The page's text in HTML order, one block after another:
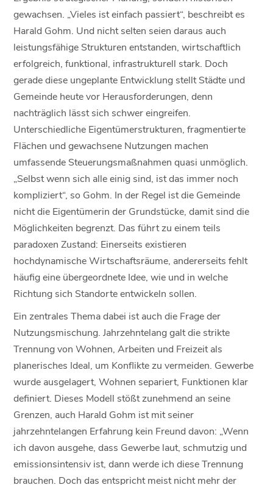
gewachsen. „Vieles ist einfach passiert“, beschreibt es
Harald Gohm. Und nicht selten seien daraus auch
leistungsfähige Strukturen entstanden, wirtschaftlich
erfolgreich, funktional, infrastrukturell stark. Doch
gerade diese ungeplante Entwicklung stellt Städte und
Gemeinde heute vor Herausforderungen, denn
nachträglich lässt sich schwer eingreifen.
Unterschiedliche Eigentümerstrukturen, fragmentierte
Flächen und gewachsene Nutzungen machen
umfassende Steuerungsmaßnahmen quasi unmöglich.
„Selbst wenn sich alle einig sind, ist das immer noch
kompliziert“, so Gohm. In der Regel ist die Gemeinde
nicht die Eigentümerin der Grundstücke, damit sind die
Möglichkeiten begrenzt. Das führt zu einem teils
paradoxen Zustand: Einerseits existieren
hochdynamische Wirtschaftsräume, andererseits fehlt
häufig eine übergeordnete Idee, wie und in welche
Richtung sich Standorte entwickeln sollen.
Ein zentrales Thema dabei ist auch die Frage der
Nutzungsmischung. Jahrzehntelang galt die strikte
Trennung von Wohnen, Arbeiten und Freizeit als
planerisches Ideal, um Konflikte zu vermeiden. Gewerbe
wurde ausgelagert, Wohnen separiert, Funktionen klar
definiert. Dieses Modell stößt zunehmend an seine
Grenzen, auch Harald Gohm ist mit seiner
jahrzehntelangen Erfahrung kein Freund davon: „Wenn
ich davon ausgehe, dass Gewerbe laut, schmutzig und
emissionsintensiv ist, dann werde ich diese Trennung
brauchen. Doch das entspricht meist nicht mehr der